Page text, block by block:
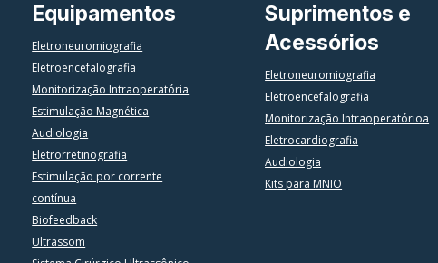
Equipamentos
Eletroneuromiografia
Eletroencefalografia
Monitorização Intraoperatória
Estimulação Magnética
Audiologia
Eletrorretinografia
Estimulação por corrente
contínua
Biofeedback
Ultrassom
Suprimentos e
Acessórios
Eletroneuromiografia
Eletroencefalografia
Monitorização Intraoperatórioa
Eletrocardiografia
Audiologia
Kits para MNIO